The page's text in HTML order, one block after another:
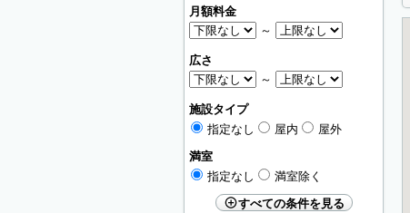
月額料金
～
広さ
～
施設タイプ
指定なし
屋内
屋外
満室
指定なし
満室除く
すべての条件を見る